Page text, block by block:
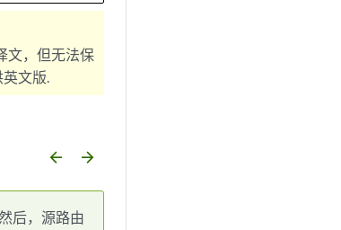
文，但无法保
文版.
arrow_backward arrow_forward
后，源路由